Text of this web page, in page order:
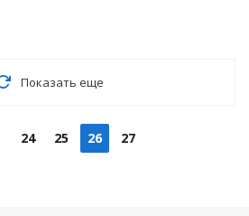
Показать еще
24 25 26 27